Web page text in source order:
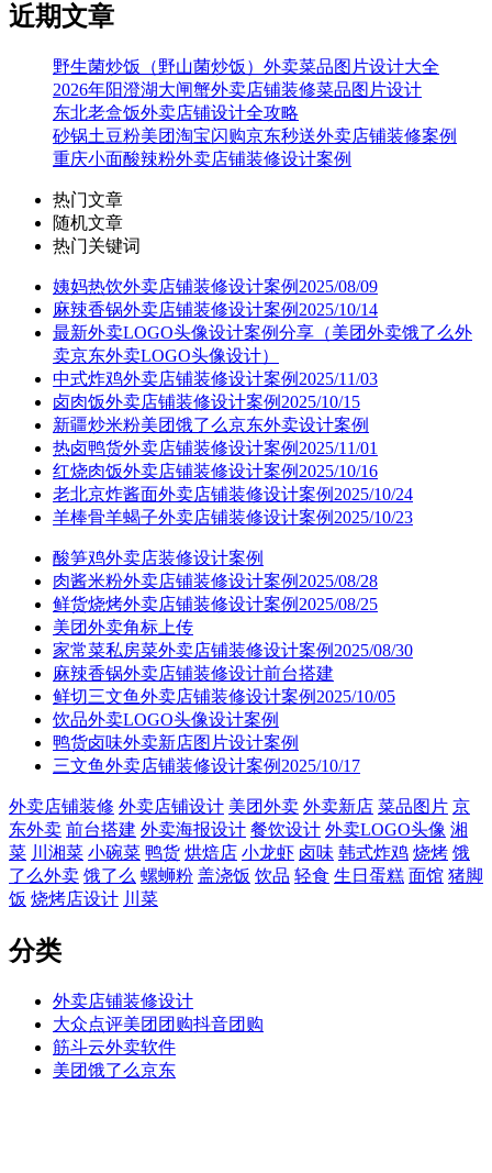
近期文章
野生菌炒饭（野山菌炒饭）外卖菜品图片设计大全
2026年阳澄湖大闸蟹外卖店铺装修菜品图片设计
东北老盒饭外卖店铺设计全攻略
砂锅土豆粉美团淘宝闪购京东秒送外卖店铺装修案例
重庆小面酸辣粉外卖店铺装修设计案例
热门文章
随机文章
热门关键词
姨妈热饮外卖店铺装修设计案例2025/08/09
麻辣香锅外卖店铺装修设计案例2025/10/14
最新外卖LOGO头像设计案例分享（美团外卖饿了么外
卖京东外卖LOGO头像设计）
中式炸鸡外卖店铺装修设计案例2025/11/03
卤肉饭外卖店铺装修设计案例2025/10/15
新疆炒米粉美团饿了么京东外卖设计案例
热卤鸭货外卖店铺装修设计案例2025/11/01
红烧肉饭外卖店铺装修设计案例2025/10/16
老北京炸酱面外卖店铺装修设计案例2025/10/24
羊棒骨羊蝎子外卖店铺装修设计案例2025/10/23
酸笋鸡外卖店装修设计案例
肉酱米粉外卖店铺装修设计案例2025/08/28
鲜货烧烤外卖店铺装修设计案例2025/08/25
美团外卖角标上传
家常菜私房菜外卖店铺装修设计案例2025/08/30
麻辣香锅外卖店铺装修设计前台搭建
鲜切三文鱼外卖店铺装修设计案例2025/10/05
饮品外卖LOGO头像设计案例
鸭货卤味外卖新店图片设计案例
三文鱼外卖店铺装修设计案例2025/10/17
外卖店铺装修 外卖店铺设计 美团外卖 外卖新店 菜品图片 京
东外卖 前台搭建 外卖海报设计 餐饮设计 外卖LOGO头像 湘
菜 川湘菜 小碗菜 鸭货 烘焙店 小龙虾 卤味 韩式炸鸡 烧烤 饿
了么外卖 饿了么 螺蛳粉 盖浇饭 饮品 轻食 生日蛋糕 面馆 猪脚
饭 烧烤店设计 川菜
分类
外卖店铺装修设计
大众点评美团团购抖音团购
筋斗云外卖软件
美团饿了么京东